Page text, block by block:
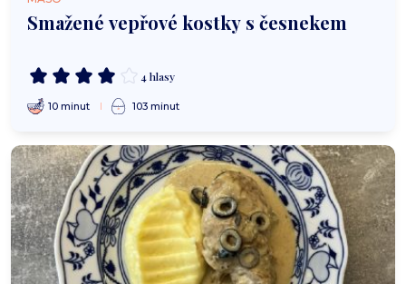
Smažené vepřové kostky s česnekem
4 hlasy
10 minut 103 minut